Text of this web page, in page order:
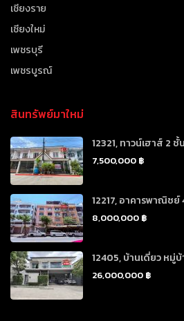
เชียงราย
เชียงใหม่
เพชรบุรี
เพชรบูรณ์
สินทรัพย์มาใหม่
12321, ทาวน์เฮาส์ 2 ชั้
7,500,000 ฿
12217, อาคารพาณิชย์
8,000,000 ฿
12405, บ้านเดี่ยว หมู่
26,000,000 ฿